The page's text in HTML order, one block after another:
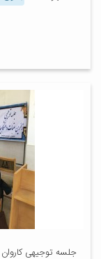
جلسه‌ توجیهی کاروان